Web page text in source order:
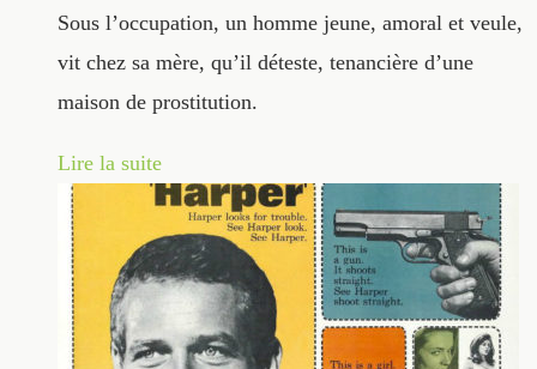
Sous l’occupation, un homme jeune, amoral et veule,
vit chez sa mère, qu’il déteste, tenancière d’une
maison de prostitution.
Lire la suite